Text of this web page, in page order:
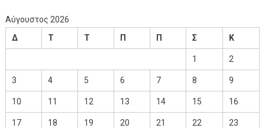
Αύγουστος 2026
Δ
Τ Τ Π Π Σ Κ
1 2
3 4 5 6 7 8 9
10 11 12 13 14 15 16
17 18 19 20 21 22 23